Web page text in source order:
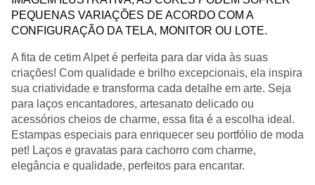
PEQUENAS VARIAÇÕES DE ACORDO COM A
CONFIGURAÇÃO DA TELA, MONITOR OU LOTE.
A fita de cetim Alpet é perfeita para dar vida às suas
criações! Com qualidade e brilho excepcionais, ela inspira
sua criatividade e transforma cada detalhe em arte. Seja
para laços encantadores, artesanato delicado ou
acessórios cheios de charme, essa fita é a escolha ideal.
Estampas especiais para enriquecer seu portfólio de moda
pet! Laços e gravatas para cachorro com charme,
elegância e qualidade, perfeitos para encantar.